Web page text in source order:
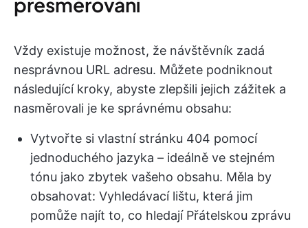
Vždy existuje možnost, že návštěvník zadá
nesprávnou URL adresu. Můžete podniknout
následující kroky, abyste zlepšili jejich zážitek a
nasměrovali je ke správnému obsahu:
Vytvořte si vlastní stránku 404 pomocí
jednoduchého jazyka – ideálně ve stejném
tónu jako zbytek vašeho obsahu. Měla by
obsahovat: Vyhledávací lištu, která jim
pomůže najít to, co hledají Přátelskou zprávu